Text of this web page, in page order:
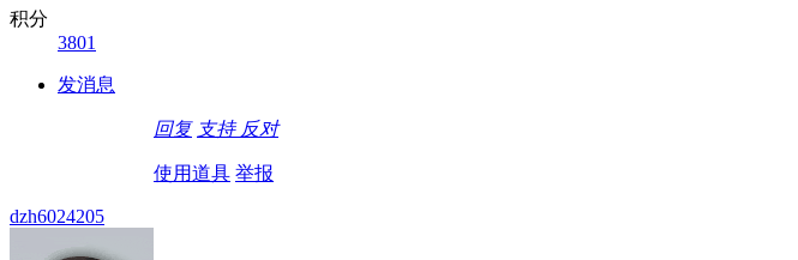
积分
3801
发消息
回复 支持 反对
使用道具 举报
dzh6024205